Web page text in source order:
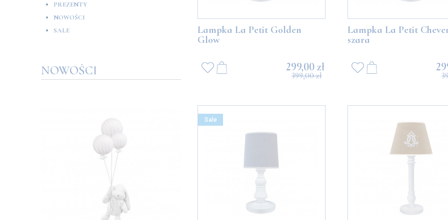
PREZENTY
NOWOŚCI
SALE
NOWOŚCI
Lampka La Petit Golden
Glow
299,00 zł
399,00 zł
Lampka La Petit
szara
Sale